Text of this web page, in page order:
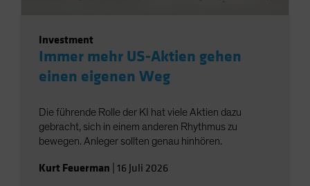
Investment
Immer mehr US-Aktien gehen
einen eigenen Weg
Die führende Rolle der KI hat viele Aktien dazu
gebracht, sich in einem anderen Rhythmus zu
bewegen. Anleger sollten genau hinhören.
Kurt Feuerman 16 Juli 2026